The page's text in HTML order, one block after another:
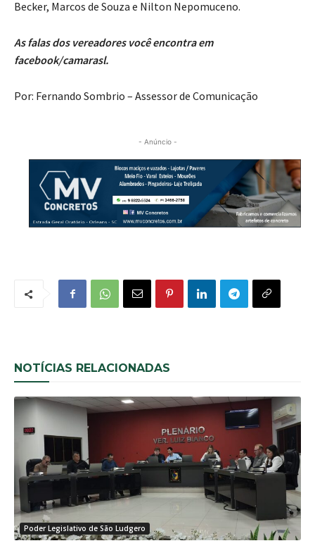
Becker, Marcos de Souza e Nilton Nepomuceno.
As falas dos vereadores você encontra em
facebook/camarasl.
Por: Fernando Sombrio – Assessor de Comunicação
- Anúncio -
NOTÍCIAS RELACIONADAS
Poder Legislativo de São Ludgero